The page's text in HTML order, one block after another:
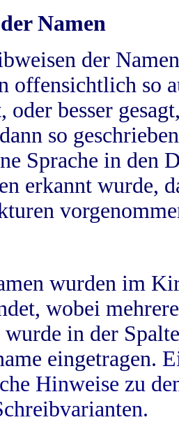
Namen
der
offensichtlich so
oder besser
so
Sprache in
erkannt wurde,
wurden im
wobei
in der
eingetragen.
Hinweise zu